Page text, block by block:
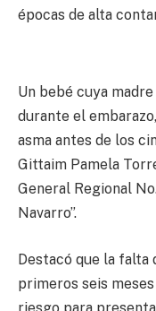
épocas de alta
Un bebé cuya
durante el
asma antes de los
Gittaim Pamela
General Regional
Navarro”.
Destacó que la falta
primeros seis